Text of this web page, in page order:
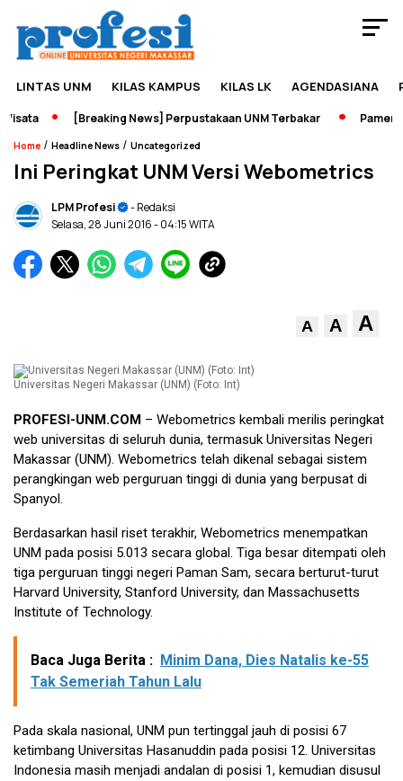
LINTAS UNM KILAS KAMPUS KILAS LK AGENDASIANA
[Breaking News] Perpustakaan UNM Terbakar Pameran
Home / Headline News / Uncategorized
Ini Peringkat UNM Versi Webometrics
LPM Profesi
- Redaksi
Selasa, 28 Juni 2016- 04:15 WITA
A A A
Universitas Negeri Makassar (UNM) (Foto: Int)
PROFESI-UNM.COM – Webometrics kembali merilis peringkat
web universitas di seluruh dunia, termasuk Universitas Negeri
Makassar (UNM). Webometrics telah dikenal sebagai sistem
perangkingan web perguruan tinggi di dunia yang berpusat di
Spanyol.
Berdasarkan hasil riset terakhir, Webometrics menempatkan
UNM pada posisi 5.013 secara global. Tiga besar ditempati oleh
tiga perguruan tinggi negeri Paman Sam, secara berturut-turut
Harvard University, Stanford University, dan Massachusetts
Institute of Technology.
Baca Juga Berita : Minim Dana, Dies Natalis ke-55
Tak Semeriah Tahun Lalu
Pada skala nasional, UNM pun tertinggal jauh di posisi 67
ketimbang Universitas Hasanuddin pada posisi 12. Universitas
Indonesia masih menjadi andalan di posisi 1, kemudian disusul